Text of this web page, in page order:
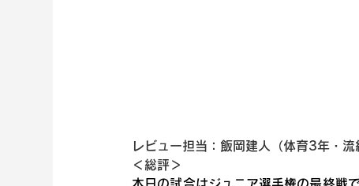
レビュー担当：飯岡建人（体育3年・流
＜総評＞
本日の試合はジュニア選手権の最終戦